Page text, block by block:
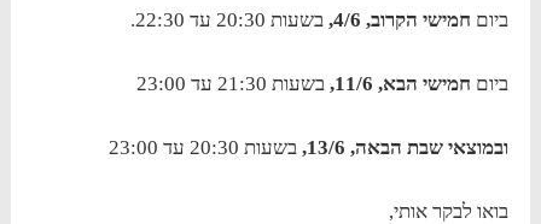
ביום חמישי הקרוב, 4/6, בשעות 20:30 עד 22:30.
ביום חמישי הבא, 11/6, בשעות 21:30 עד 23:00
ובמוצאי שבת הבאה, 13/6, בשעות 20:30 עד 23:00
בואו לבקר אותי,